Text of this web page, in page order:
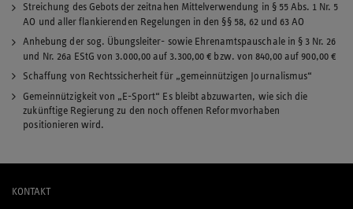
Streichung des Gebots der zeitnahen Mittelverwendung in § 55 Abs. 1 Nr. 5
AO und aller flankierenden Regelungen in den §§ 58, 62 und 63 AO
Anhebung der sog. Übungsleiter- sowie Ehrenamtspauschale in § 3 Nr. 26
und Nr. 26a EStG von 3.000,00 auf 3.300,00 € bzw. von 840,00 auf 900,00 €
Schaffung von Rechtssicherheit für „gemeinnützigen Journalismus“
Gemeinnützigkeit von „E-Sport“ Es bleibt abzuwarten, wie sich die
zukünftige Regierung zu den noch offenen Reformvorhaben
positionieren wird.
KONTAKT